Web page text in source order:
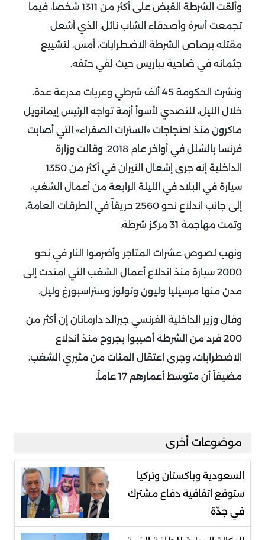
وألقت الشرطة القبض على أكثر من 1311 شخصاً، فيما
تجمعت أسرة وأصدقاء الشاب نائل، الذي أشعل
مقتله برصاص الشرطة الاضطرابات، أمس، لتشييع
جثمانه في ضاحية بباريس حيث لقي حتفه.
ونشرت الحكومة 45 ألف شرطي وعربات مدرعة عدة،
خلال الليل، للتصدي لأسوأ أزمة تواجه الرئيس إيمانويل
ماكرون منذ احتجاجات «السترات الصفراء» التي أصابت
فرنسا بالشلل في أواخر عام 2018. وقالت وزارة
الداخلية إنه جرى إشعال النيران في أكثر من 1350
سيارة في البلاد في الليلة الرابعة من أعمال الشغب،
إلى جانب اندلاع نحو 2560 حريقاً في الطرقات العامة،
وتمت مهاجمة 31 مركز شرطة.
ونهب لصوص عشرات المتاجر وأضرموا النار في نحو
2000 سيارة منذ اندلاع أعمال الشغب التي امتدت إلى
مدن منها مرسيليا وليون وتولوز وستراسبورغ وليل.
وقال وزير الداخلية الفرنسي جيرالد دارمانان إن أكثر من
200 فرد من الشرطة أصيبوا بجروح منذ اندلاع
الاضطرابات، وجرى اعتقال المئات من مثيري الشغب،
مضيفاً أن متوسط أعمارهم 17 عاماً.
موضوعات أخرى
السعودية وباكستان وتركيا
ستوقع اتفاقية دفاع مشترك
في جدّة